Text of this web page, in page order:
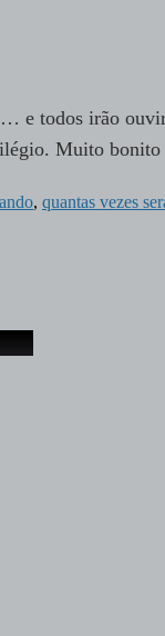
e todos irão
Muito
, quantas vezes